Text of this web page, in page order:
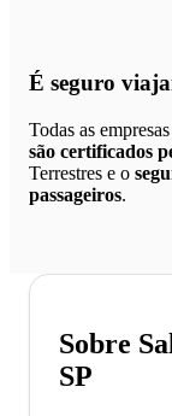
É seguro
Todas as
são certificados
Terrestres e o
passageiros.
Sobre
SP